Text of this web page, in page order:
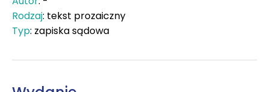
Rodzaj: tekst prozaiczny
Typ: zapiska sądowa